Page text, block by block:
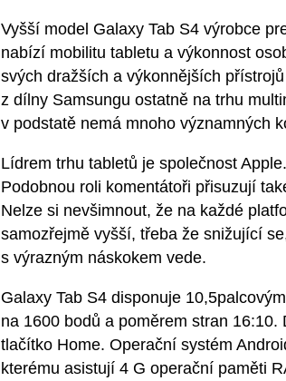
Vyšší model Galaxy Tab S4 výrobce
nabízí mobilitu tabletu a výkonnost
svých dražších a výkonnějších
z dílny Samsungu ostatně na trhu
v podstatě nemá mnoho významných
Lídrem trhu tabletů je společnost
Podobnou roli komentátoři přisuzují
Nelze si nevšimnout, že na každé
samozřejmě vyšší, třeba že snižující
s výrazným náskokem vede.
Galaxy Tab S4 disponuje
na 1600 bodů a poměrem stran
tlačítko Home. Operační systém
kterému asistují 4 G operační paměti